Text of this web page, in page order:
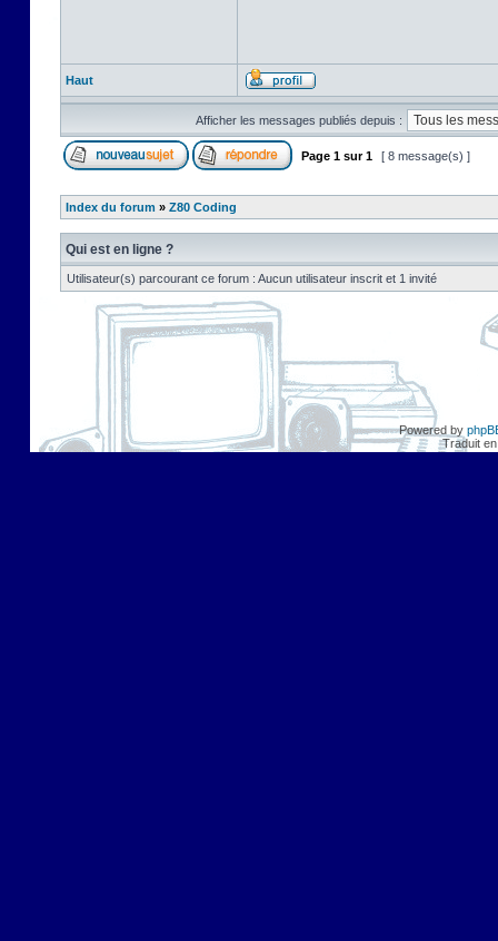
Haut
Afficher les messages publiés depuis :
Page 1 sur1 [ 8 message(s) ]
Index du forum » Z80 Coding
Qui est en ligne ?
Utilisateur(s) parcourant ce forum : Aucun utilisateur inscrit et 1 invité
Powered by
Traduit